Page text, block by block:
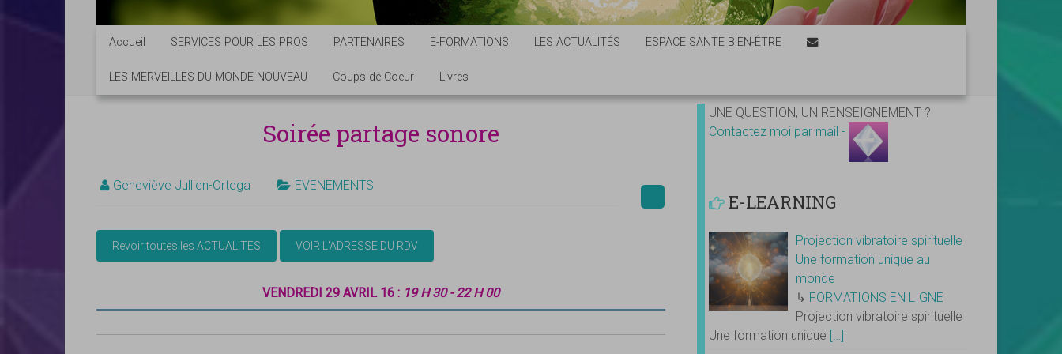
Accueil SERVICES POUR LES PROS PARTENAIRES E-FORMATIONS LES ACTUALITÉS ESPACE SANTE BIEN-ÊTRE
LES MERVEILLES DU MONDE NOUVEAU Coups de Coeur Livres
Soirée partage sonore
Geneviève Jullien-Ortega EVENEMENTS
VENDREDI 29 AVRIL 16 : 19 H 30 - 22 H 00
UNE QUESTION, UN RENSEIGNEMENT ?
Contactez moi par mail -
E-LEARNING
Projection vibratoire spirituelle
Une formation unique au
monde
↳ FORMATIONS EN LIGNE
Projection vibratoire spirituelle
Une formation unique […]